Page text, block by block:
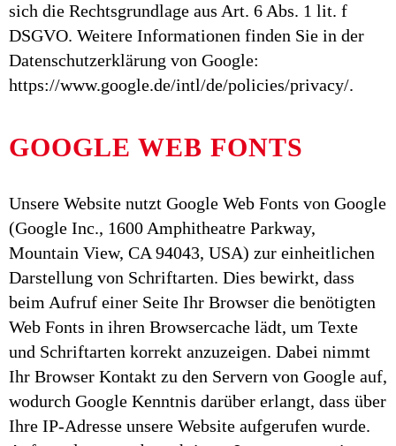
sich die Rechtsgrundlage aus Art. 6 Abs. 1 lit. f
DSGVO. Weitere Informationen finden Sie in der
Datenschutzerklärung von Google:
https://www.google.de/intl/de/policies/privacy/.
GOOGLE WEB FONTS
Unsere Website nutzt Google Web Fonts von Google
(Google Inc., 1600 Amphitheatre Parkway,
Mountain View, CA 94043, USA) zur einheitlichen
Darstellung von Schriftarten. Dies bewirkt, dass
beim Aufruf einer Seite Ihr Browser die benötigten
Web Fonts in ihren Browsercache lädt, um Texte
und Schriftarten korrekt anzuzeigen. Dabei nimmt
Ihr Browser Kontakt zu den Servern von Google auf,
wodurch Google Kenntnis darüber erlangt, dass über
Ihre IP-Adresse unsere Website aufgerufen wurde.